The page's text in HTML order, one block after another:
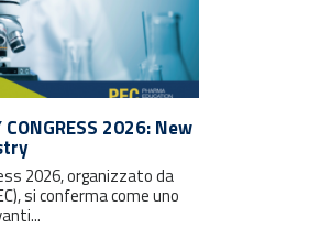
CONGRESS 2026: New
2026, organizzato da
si conferma come uno